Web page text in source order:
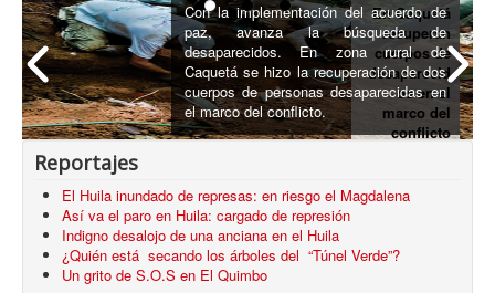
En Caquetá
recuperan
cuerpos de
desaparecid
os en el
marco del
conflicto
Con la implementación del acuerdo de
paz, avanza la búsqueda de
desaparecidos. En zona rural de
Caquetá se hizo la recuperación de dos
cuerpos de personas desaparecidas en
el marco del conflicto.
Reportajes
El Huila inundado de represas: en riesgo el Magdalena
Así va el paro en Huila: cargado de represión
Indigno desalojo de una anciana en el Huila
¿Quién está secando los árboles del “Túnel Verde”?
Un grito de S.O.S en El Quimbo